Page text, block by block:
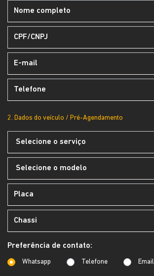
2. Dados do veículo / Pré-Agendamento
Preferência de contato:
Whatsapp Telefone Email